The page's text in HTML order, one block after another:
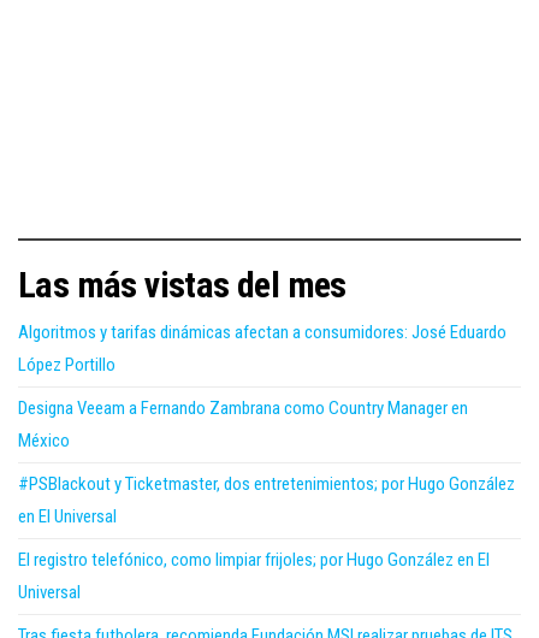
Las más vistas del mes
Algoritmos y tarifas dinámicas afectan a consumidores: José Eduardo
López Portillo
Designa Veeam a Fernando Zambrana como Country Manager en
México
#PSBlackout y Ticketmaster, dos entretenimientos; por Hugo González
en El Universal
El registro telefónico, como limpiar frijoles; por Hugo González en El
Universal